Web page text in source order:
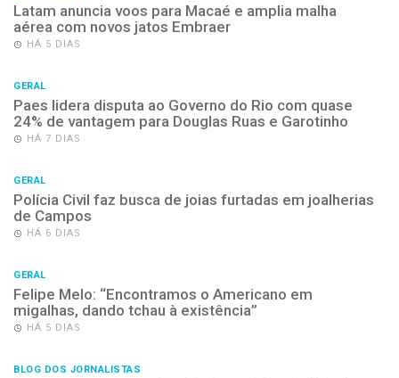
Latam anuncia voos para Macaé e amplia malha
aérea com novos jatos Embraer
HÁ 5 DIAS
GERAL
Paes lidera disputa ao Governo do Rio com quase
24% de vantagem para Douglas Ruas e Garotinho
HÁ 7 DIAS
GERAL
Polícia Civil faz busca de joias furtadas em joalherias
de Campos
HÁ 6 DIAS
GERAL
Felipe Melo: “Encontramos o Americano em
migalhas, dando tchau à existência”
HÁ 5 DIAS
BLOG DOS JORNALISTAS